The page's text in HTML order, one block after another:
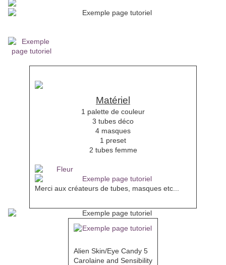
Matériel
1 palette de couleur
3 tubes déco
4 masques
1 preset
2 tubes femme
Merci aux créateurs de tubes, masques etc...
Alien Skin/Eye Candy 5
Carolaine and Sensibility